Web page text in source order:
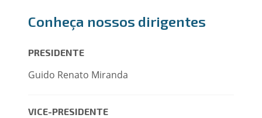
Conheça nossos dirigentes
PRESIDENTE
Guido Renato Miranda
VICE-PRESIDENTE